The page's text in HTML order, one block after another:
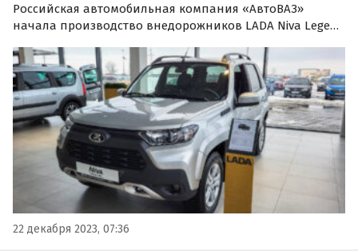
Российская автомобильная компания «АвтоВАЗ»
начала производство внедорожников LADA Niva Legend
Legend и Travel соответственно.
22 декабря 2023, 07:36